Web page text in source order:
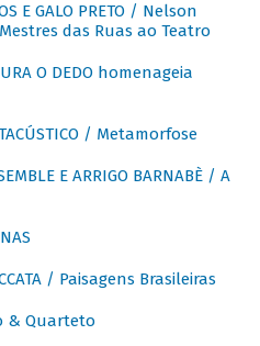
E GALO PRETO / Nelson
das Ruas ao Teatro
O DEDO homenageia
/ Metamorfose
E ARRIGO BARNABÈ / A
/ Paisagens Brasileiras
& Quarteto